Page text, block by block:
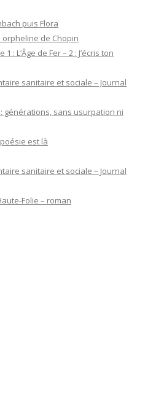
puis Flora
orpheline de Chopin
: L’Âge de Fer – 2 : J’écris ton
sanitaire et sociale – Journal
générations, sans usurpation ni
est là
sanitaire et sociale – Journal
Folie – roman